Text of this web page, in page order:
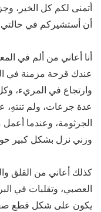
أتمنى لكم كل الخير،
أن أستشيركم في
أنا أعاني من ألم في
عندك قرحة مزمنة في
وارتجاع في المريء،
عدة جرعات، ولم تنتهِ،
الجرثومة، وعندما
وزني نزل بشكل كبير حوالي 10 كيلو خلال
كذلك أعاني من القلق
العصبي، وتقلبات في
يكون على شكل قطع